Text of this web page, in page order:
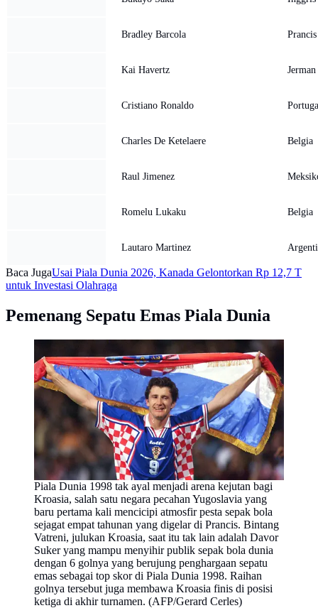
Bradley Barcola Prancis
Kai Havertz Jerman
Cristiano Ronaldo
Charles De Ketelaere Belgia
Raul Jimenez
Romelu Lukaku Belgia
Lautaro Martinez
Baca JugaUsai Piala Dunia 2026, Kanada Gelontorkan Rp 12,7 T
untuk Investasi Olahraga
Pemenang Sepatu Emas Piala Dunia
Piala Dunia 1998 tak ayal menjadi arena kejutan bagi
Kroasia, salah satu negara pecahan Yugoslavia yang
baru pertama kali mencicipi atmosfir pesta sepak bola
sejagat empat tahunan yang digelar di Prancis. Bintang
Vatreni, julukan Kroasia, saat itu tak lain adalah Davor
Suker yang mampu menyihir publik sepak bola dunia
dengan 6 golnya yang berujung penghargaan sepatu
emas sebagai top skor di Piala Dunia 1998. Raihan
golnya tersebut juga membawa Kroasia finis di posisi
ketiga di akhir turnamen. (AFP/Gerard Cerles)